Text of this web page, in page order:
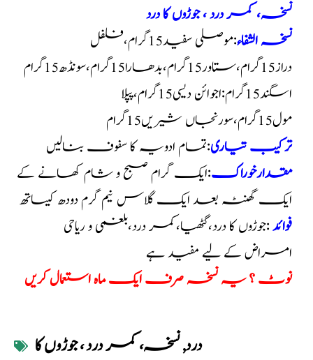
نسخہ، کمر درد ، جوڑوں کا درد
نسخہ الشفاء
:موصلی سفید15گرام،فلفل
دراز15گرام،ستاور15گرام،بدھارا15گرام،سونڈھ15گرام
اسگند15گرام:اجوائن دیسی15گرام،پپلا
مول15گرام،سورنجاں شیریں15گرام
ترکیب تیاری:تمام ادویہ کا سفوف بنالیں
مقدارخوراک:ایک گرام صبح و شام کھانے کے
ایک گھنٹہ بعد ایک گلاس نیم گرم دودھ کیساتھ
فوائد:جوڑوں کا درد،گٹھیا،کمر درد،بلغمی و ریاحی
امراض کے لیے مفید ہے
نوٹ ؟ یہ نسخہ صرف ایک ماہ استعمال کریں
درد,نسخہ، کمر درد ، جوڑوں کا